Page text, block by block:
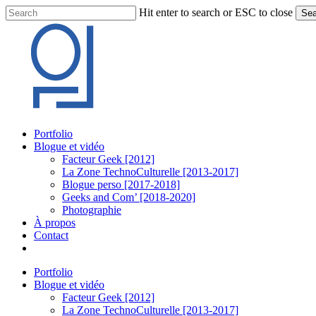
Skip
to
content
Hit enter to search or ESC to close
Search
Menu
Portfolio
Blogue et vidéo
Facteur Geek [2012]
La Zone TechnoCulturelle [2013-2017]
Blogue perso [2017-2018]
Geeks and Com’ [2018-2020]
Photographie
À propos
Contact
Portfolio
Blogue et vidéo
Facteur Geek [2012]
La Zone TechnoCulturelle [2013-2017]